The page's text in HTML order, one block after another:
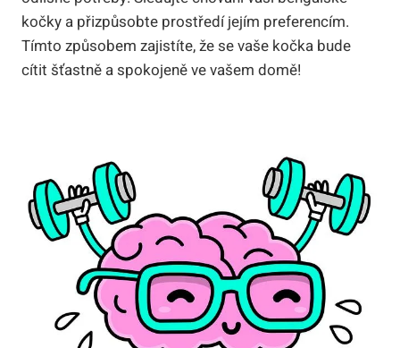
kočky a přizpůsobte prostředí jejím preferencím.
Tímto způsobem zajistíte, že se vaše kočka bude
cítit šťastně a spokojeně ve vašem domě!